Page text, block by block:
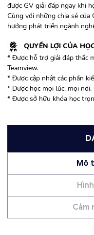
được GV giải đáp ngay khi
Cùng với những chia sẻ của
hướng phát triển ngành
QUYỀN LỢI CỦA
* Được hỗ trợ giải đáp thắc
Teamview.
* Được cập nhật các phần
* Được học mọi lúc, mọi nơi.
* Được sở hữu khóa học
Mô
Cảm